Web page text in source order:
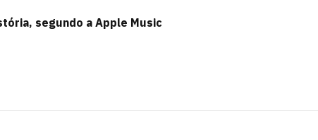
segundo a Apple Music